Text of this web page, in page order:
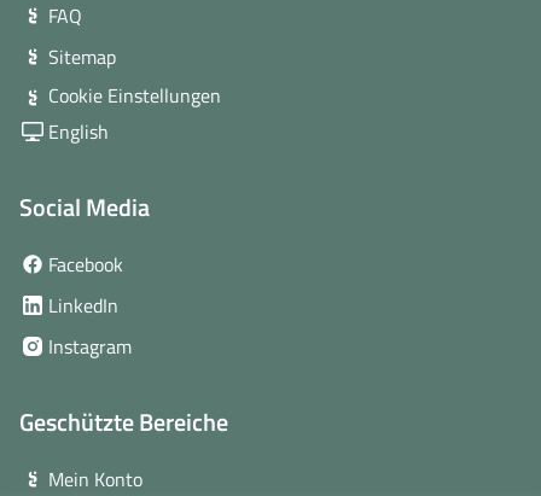
FAQ
Sitemap
Cookie Einstellungen
English
Social Media
Facebook
Fenster)
LinkedIn
neuem
Instagram(öffnet
Fenster)
Geschützte Bereiche
Mein Konto